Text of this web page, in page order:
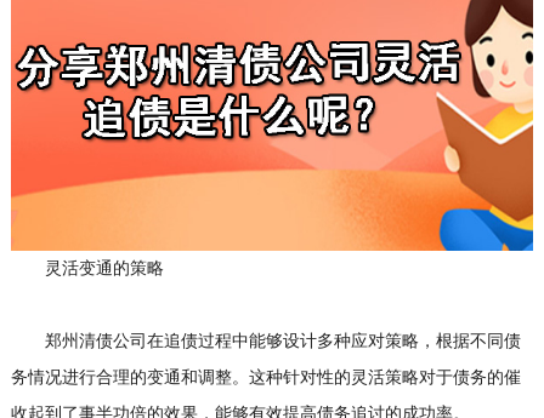
灵活变通的策略
郑州清债公司在追债过程中能够设计多种应对策略，根据不同债
务情况进行合理的变通和调整。这种针对性的灵活策略对于债务的催
收起到了事半功倍的效果，能够有效提高债务追讨的成功率。